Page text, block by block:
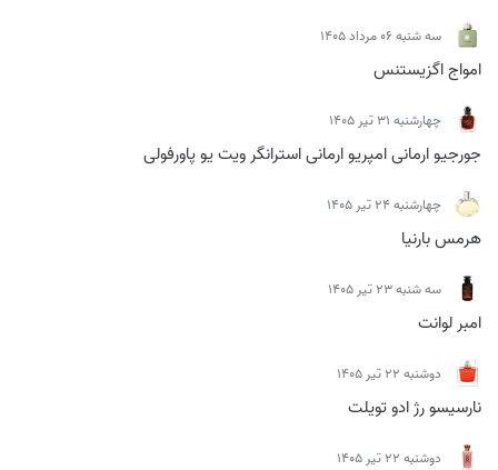
سه شنبه 06 مرداد 1405
امواج اگزیستنس
چهارشنبه 31 تیر 1405
جورجیو ارمانی امپریو ارمانی استرانگر ویت یو پاورفولی
چهارشنبه 24 تیر 1405
هرمس بارنیا
سه شنبه 23 تیر 1405
امبر لوانت
دوشنبه 22 تیر 1405
نارسیسو رژ ادو تویلت
دوشنبه 22 تیر 1405